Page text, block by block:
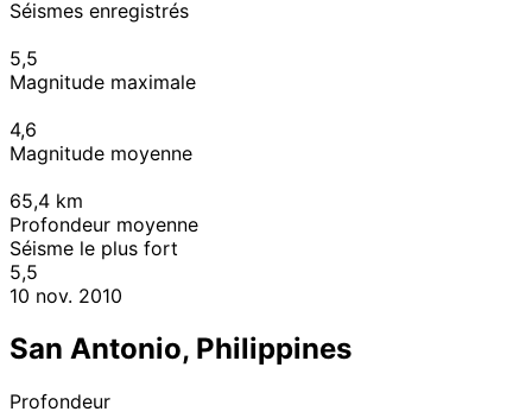
Séismes enregistrés
5,5
Magnitude maximale
4,6
Magnitude moyenne
65,4 km
Profondeur moyenne
Séisme le plus fort
5,5
10 nov. 2010
San Antonio, Philippines
Profondeur